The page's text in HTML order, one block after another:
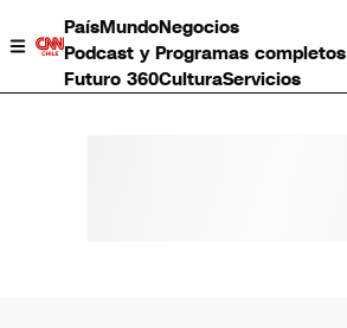
PaísMundoNegocios
Podcast y Programas completos
Futuro 360CulturaServicios